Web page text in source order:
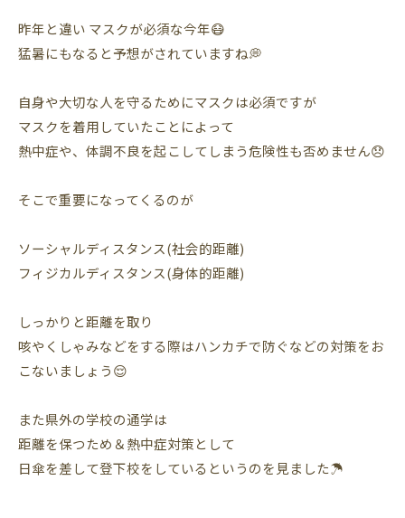
昨年と違い マスクが必須な今年😷
猛暑にもなると予想がされていますね💭
自身や大切な人を守るためにマスクは必須ですが
マスクを着用していたことによって
熱中症や、体調不良を起こしてしまう危険性も否めません😞
そこで重要になってくるのが
ソーシャルディスタンス(社会的距離)
フィジカルディスタンス(身体的距離)
しっかりと距離を取り
咳やくしゃみなどをする際はハンカチで防ぐなどの対策をお
こないましょう😌
また県外の学校の通学は
距離を保つため＆熱中症対策として
日傘を差して登下校をしているというのを見ました☂️